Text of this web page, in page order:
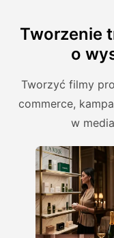
Tworzenie
o
Tworzyć filmy
commerce,
w